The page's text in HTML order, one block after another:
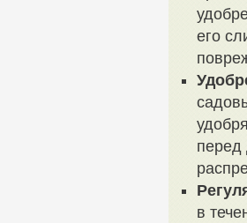
его
перед
в